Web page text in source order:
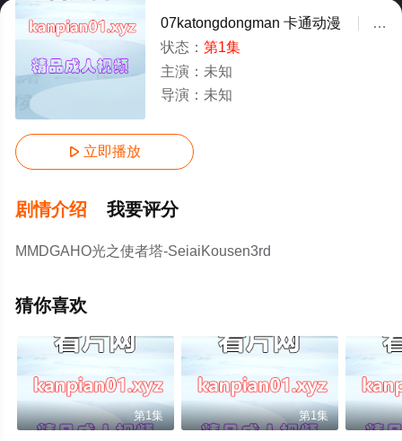
07katongdongman 卡通动漫
未
状态： 第1集
主演： 未知
导演： 未知
 立即播放
剧情介绍 我要评分
MMDGAHO光之使者塔-SeiaiKousen3rd
猜你喜欢
第1集 第1集